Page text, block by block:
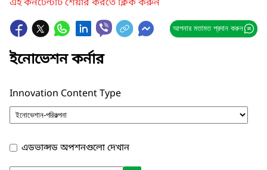
এই কনটেন্টটি শেয়ার করতে ক্লিক করুন
আপনার মতামত প্রদান করুন
ইনোভেশন কর্নার
Innovation Content Type
এডভান্সড অপশনগুলো দেখান